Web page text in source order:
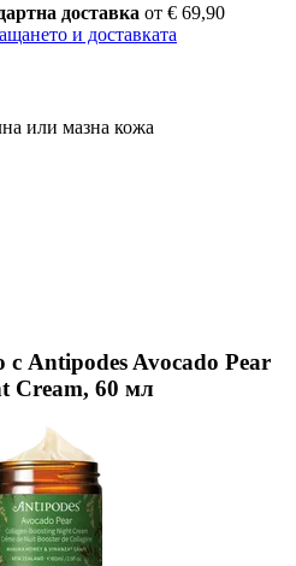
доставка от € 69,90
и доставката
или мазна кожа
с Antipodes Avocado Pear
Cream, 60 мл